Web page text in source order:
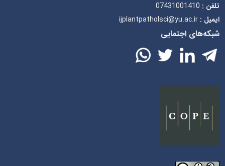
تلفن : 07431001410
ایمیل : ijplantpatholsci@yu.ac.ir
شبکه‌های اجتمایی